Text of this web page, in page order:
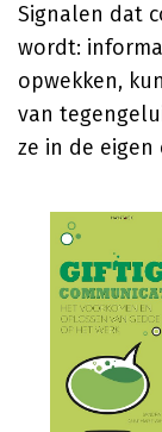
Signalen dat
wordt:
opwekken,
van
ze in de